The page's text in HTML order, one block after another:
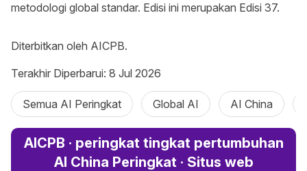
metodologi global standar. Edisi ini merupakan Edisi 37.
Diterbitkan oleh AICPB.
Terakhir Diperbarui: 8 Jul 2026
Semua AI Peringkat Global AI AI China
AICPB · peringkat tingkat pertumbuhan
AI China Peringkat · Situs web